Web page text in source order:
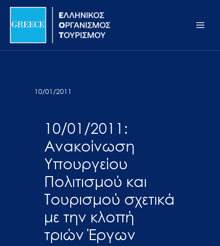
Σημείωση:
ιστότοπος
προσβασιμότητας.
Μετάβαση
περιεχόμενο
10/01/2011
10/01/2011:
Ανακοίνωση
Υπουργείου
Πολιτισμού και
Τουρισμού σχετικά
με την κλοπή
τριών Έργων